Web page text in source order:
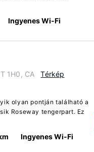
Ingyenes Wi-Fi
1H0, CA Térkép
olyan pontján található a
Roseway tengerpart. Ez
Ingyenes Wi-Fi